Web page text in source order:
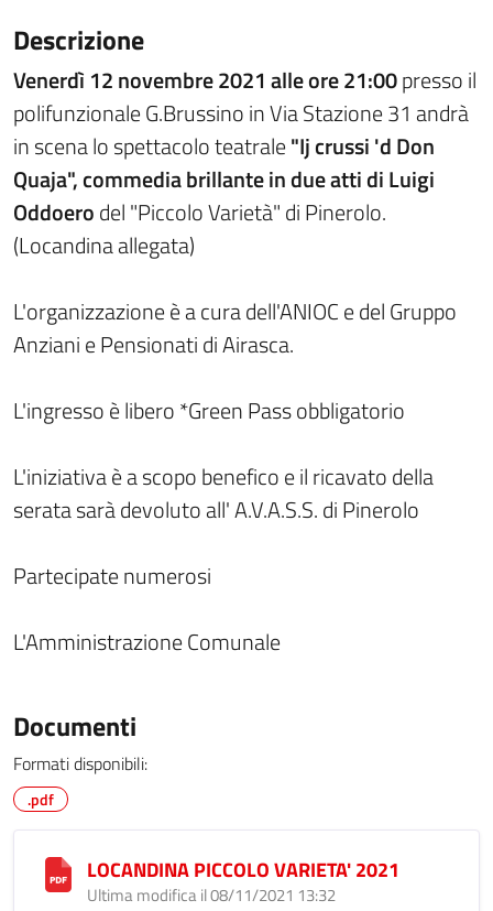
Descrizione
Venerdì 12 novembre 2021 alle ore 21:00presso il
polifunzionale G.Brussino in Via Stazione 31 andrà
in scena lo spettacolo teatrale"Ij crussi 'd Don
Quaja", commedia brillante in due atti di Luigi
Oddoerodel "Piccolo Varietà" di Pinerolo.
(Locandina allegata)
L'organizzazione è a cura dell'ANIOC e del Gruppo
Anziani e Pensionati di Airasca.
L'ingresso è libero *Green Pass obbligatorio
L'iniziativa è a scopo benefico e il ricavato della
serata sarà devoluto all' A.V.A.S.S. di Pinerolo
Partecipate numerosi
L'Amministrazione Comunale
Documenti
Formati disponibili:
.pdf
LOCANDINA PICCOLO VARIETA' 2021
Ultima modifica il 08/11/2021 13:32